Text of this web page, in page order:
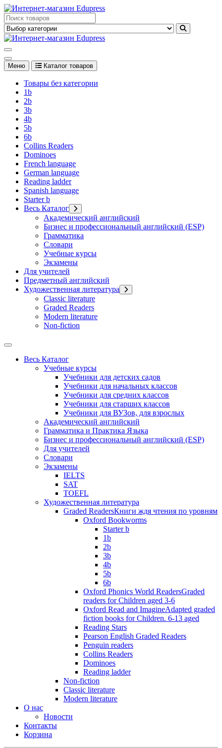
Перейти
к
содержимому
Edupress Uzbekistan, Edupress Узбекистан, книги, учебники на
английском языке
английском языке
Меню Каталог товаров
Товары без категории
1b
2b
3b
4b
5b
6b
Collins Readers
Dominoes
French language
German language
Reading ladder
Spanish language
Starter b
Весь Каталог
Академический английский
Бизнес и профессиональный английский (ESP)
Грамматика
Словари
Учебные курсы
Экзамены
Для учителей
Предметный английский
Художественная литература
Classic literature
Graded Readers
Modern literature
Non-fiction
Весь Каталог
Учебные курсы
Учебники для детских садов
Учебники для начальных классов
Учебники для средних классов
Учебники для старших классов
Учебники для ВУЗов, для взрослых
Академический английский
Грамматика и Практика Языка
Бизнес и профессиональный английский (ESP)
Для учителей
Словари
Экзамены
IELTS
SAT
TOEFL
Художественная литература
Graded ReadersКниги ждя чтения по уровням
Oxford Bookworms
Starter b
1b
2b
3b
4b
5b
6b
Oxford Phonics World ReadersGraded
readers for Children aged 3-6
Oxford Read and ImagineAdapted graded
fiction books for Children. 6-13 aged
Reading Stars
Pearson English Graded Readers
Penguin readers
Collins Readers
Dominoes
Reading ladder
Non-fiction
Classic literature
Modern literature
О нас
Новости
Контакты
Корзина